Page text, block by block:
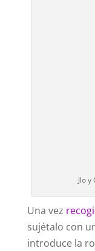
Jlo
Una vez
sujétalo con
introduce la